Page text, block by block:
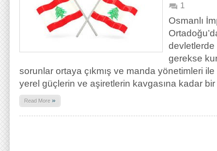
1
Osmanlı
gerekse
sorunlar ortaya çıkmış ve manda yönetimleri
yerel güçlerin ve aşiretlerin kavgasına kadar
Read More »